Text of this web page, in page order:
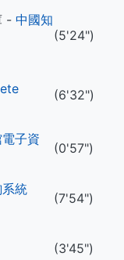
- 中國知
(5'24")
(6'32")
子資
(0'57")
統
(7'54")
(3'45")